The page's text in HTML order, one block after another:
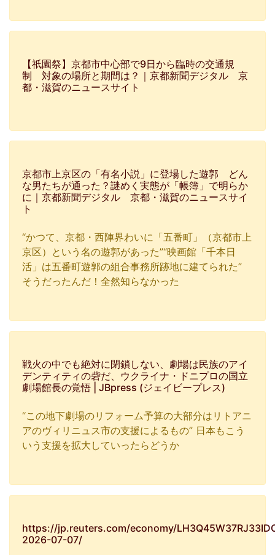
【祇園祭】京都市中心部で9日から臨時の交通規
制 対象の場所と期間は？｜京都新聞デジタル 京
都・滋賀のニュースサイト
京都市上京区の「有名小説」に登場した遊郭 どん
な男たちが通った？謎めく実態が「帳簿」で明らか
に｜京都新聞デジタル 京都・滋賀のニュースサイ
ト
“かつて、京都・西陣界わいに「五番町」（京都市上
京区）という名の遊郭があった”“映画館「千本日
活」は五番町遊郭の組合事務所跡地に建てられた”
そうだったんだ！全然知らなかった
戦火の中でも絶対に閉鎖しない、劇場は民族のアイ
デンティティの砦だ、ウクライナ・ドニプロの国立
劇場館長の覚悟 | JBpress (ジェイビープレス)
“この地下劇場のリフォーム予算の大部分はリトアニ
アのヴィリニュス市の支援によるもの” 日本もこう
いう支援を拡大していったらどうか
https://jp.reuters.com/economy/
2026-07-07/